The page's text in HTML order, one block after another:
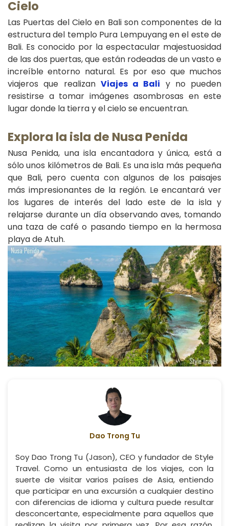
Cielo
Las Puertas del Cielo en Bali son componentes de la
estructura del templo Pura Lempuyang en el este de
Bali. Es conocido por la espectacular majestuosidad
de las dos puertas, que están rodeadas de un vasto e
increíble entorno natural. Es por eso que muchos
viajeros que realizan Viajes a Bali y no pueden
resistirse a tomar imágenes asombrosas en este
lugar donde la tierra y el cielo se encuentran.
Explora la isla de Nusa Penida
Nusa Penida, una isla encantadora y única, está a
sólo unos kilómetros de Bali. Es una isla más pequeña
que Bali, pero cuenta con algunos de los paisajes
más impresionantes de la región. Le encantará ver
los lugares de interés del lado este de la isla y
relajarse durante un día observando aves, tomando
una taza de café o pasando tiempo en la hermosa
playa de Atuh.
Dao Trong Tu
Soy Dao Trong Tu (Jason), CEO y fundador de Style
Travel. Como un entusiasta de los viajes, con la
suerte de visitar varios países de Asia, entiendo
que participar en una excursión a cualquier destino
con diferencias de idioma y cultura puede resultar
desconcertante, especialmente para aquellos que